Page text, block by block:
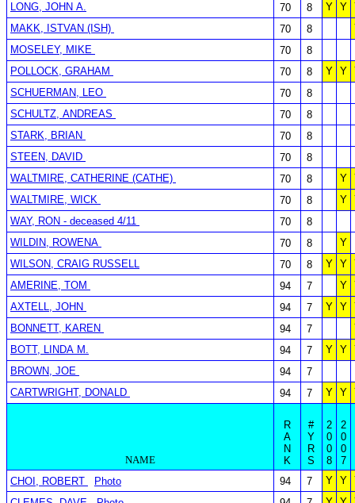
LONG, JOHN A.
70 8 Y Y
MAKK, ISTVAN (ISH)
70 8
MOSELEY, MIKE
70
8
POLLOCK, GRAHAM
70 8 Y Y
SCHUERMAN, LEO
70
8
SCHULTZ, ANDREAS
70
8
STARK, BRIAN
70
8
STEEN, DAVID
70
8
WALTMIRE, CATHERINE (CATHE)
70 8 Y
WALTMIRE, WICK
70 8 Y
WAY, RON - deceased 4/11
70
8
WILDIN, ROWENA
70 8
Y
WILSON, CRAIG RUSSELL
70 8 Y Y
AMERINE, TOM
94 7 Y
AXTELL, JOHN
94 7 Y Y
BONNETT, KAREN
94 7
BOTT, LINDA M.
94 7 Y Y
BROWN, JOE
94
7
CARTWRIGHT, DONALD
94 7 Y Y
NAME
R
A
N
K
#
Y
R
S
2
0
0
8
2
0
0
7
CHOI, ROBERT
Photo 94 7 Y Y